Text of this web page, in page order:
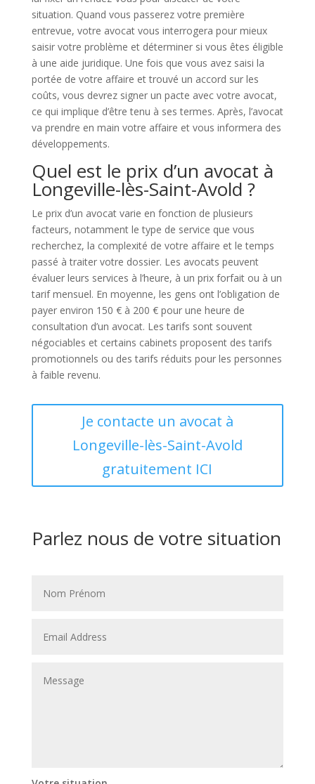
situation. Quand vous passerez votre première
entrevue, votre avocat vous interrogera pour mieux
saisir votre problème et déterminer si vous êtes éligible
à une aide juridique. Une fois que vous avez saisi la
portée de votre affaire et trouvé un accord sur les
coûts, vous devrez signer un pacte avec votre avocat,
ce qui implique d’être tenu à ses termes. Après, l’avocat
va prendre en main votre affaire et vous informera des
développements.
Quel est le prix d’un avocat à
Longeville-lès-Saint-Avold ?
Le prix d’un avocat varie en fonction de plusieurs
facteurs, notamment le type de service que vous
recherchez, la complexité de votre affaire et le temps
passé à traiter votre dossier. Les avocats peuvent
évaluer leurs services à l’heure, à un prix forfait ou à un
tarif mensuel. En moyenne, les gens ont l’obligation de
payer environ 150 € à 200 € pour une heure de
consultation d’un avocat. Les tarifs sont souvent
négociables et certains cabinets proposent des tarifs
promotionnels ou des tarifs réduits pour les personnes
à faible revenu.
Je contacte un avocat à
Longeville-lès-Saint-Avold
gratuitement ICI
Parlez nous de votre situation